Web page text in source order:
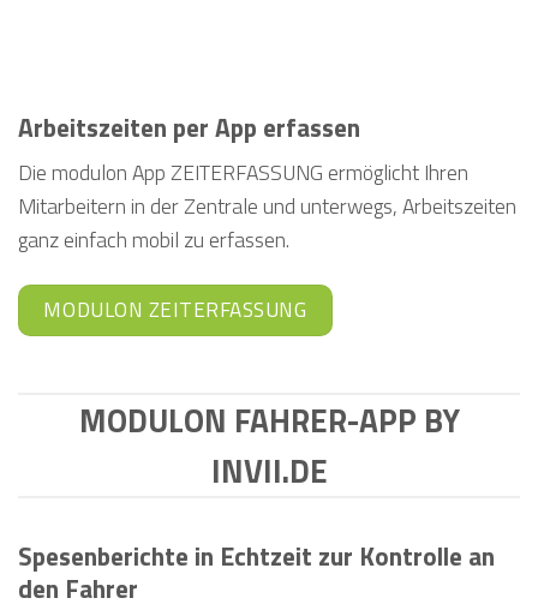
Arbeitszeiten per App erfassen
Die modulon App ZEITERFASSUNG ermöglicht Ihren
Mitarbeitern in der Zentrale und unterwegs, Arbeitszeiten
ganz einfach mobil zu erfassen.
MODULON ZEITERFASSUNG
MODULON FAHRER-APP BY
INVII.DE
Spesenberichte in Echtzeit zur Kontrolle an
den Fahrer